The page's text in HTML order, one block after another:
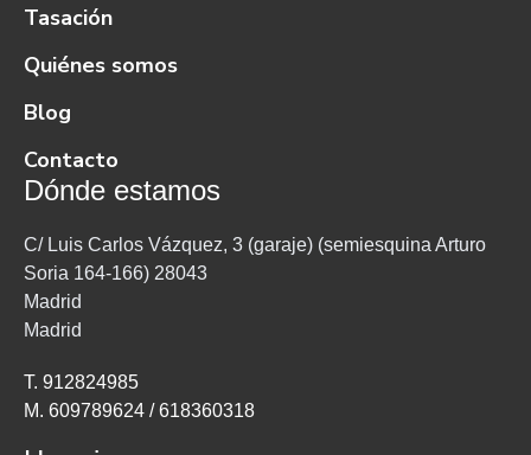
Tasación
Quiénes somos
Blog
Contacto
Dónde estamos
C/ Luis Carlos Vázquez, 3 (garaje) (semiesquina Arturo
Soria 164-166) 28043
Madrid
Madrid
T. 912824985
M. 609789624 / 618360318